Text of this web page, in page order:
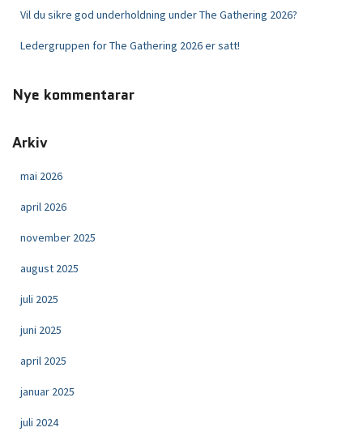
Vil du sikre god underholdning under The Gathering 2026?
Ledergruppen for The Gathering 2026 er satt!
Nye kommentarar
Arkiv
mai 2026
april 2026
november 2025
august 2025
juli 2025
juni 2025
april 2025
januar 2025
juli 2024